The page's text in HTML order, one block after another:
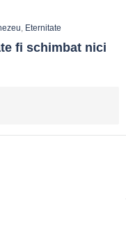
, Eternitate
fi schimbat nici